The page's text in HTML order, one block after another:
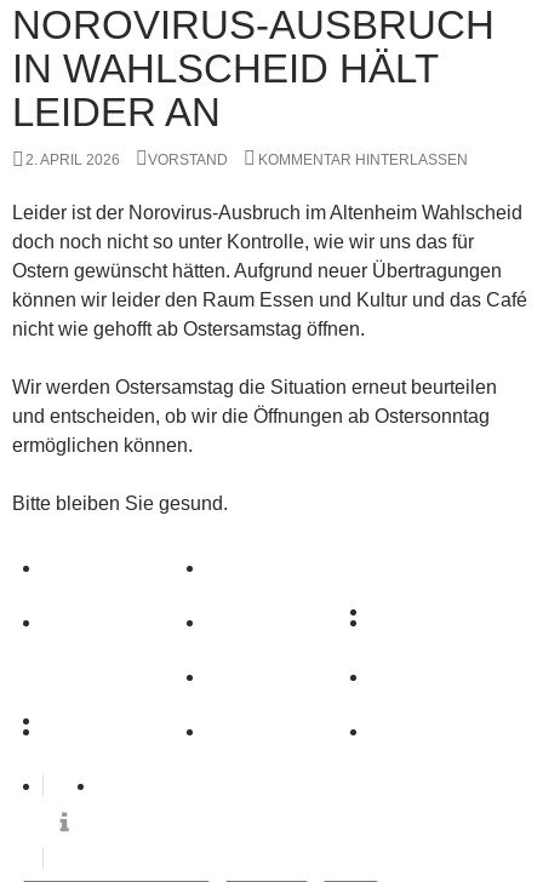
NOROVIRUS-AUSBRUCH
IN WAHLSCHEID HÄLT
LEIDER AN
2. APRIL 2026 VORSTAND KOMMENTAR HINTERLASSEN
Leider ist der Norovirus-Ausbruch im Altenheim Wahlscheid
doch noch nicht so unter Kontrolle, wie wir uns das für
Ostern gewünscht hätten. Aufgrund neuer Übertragungen
können wir leider den Raum Essen und Kultur und das Café
nicht wie gehofft ab Ostersamstag öffnen.
Wir werden Ostersamstag die Situation erneut beurteilen
und entscheiden, ob wir die Öffnungen ab Ostersonntag
ermöglichen können.
Bitte bleiben Sie gesund.